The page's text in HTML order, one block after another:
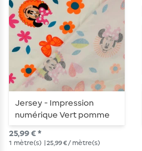
Jersey - Impression
numérique Vert pomme
25,99 € *
1 mètre(s) | 25,99 € / mètre(s)